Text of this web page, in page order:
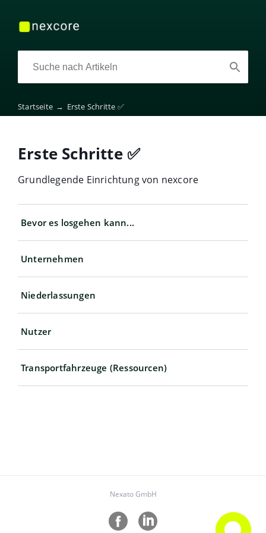
Startseite → Erste Schritte ✅
Erste Schritte ✅
Grundlegende Einrichtung von nexcore
Bevor es losgehen kann...
Unternehmen
Niederlassungen
Nutzer
Transportfahrzeuge (Ressourcen)
Nexato GmbH